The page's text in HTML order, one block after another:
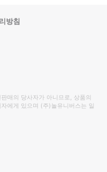
방침
매의 당사자가 아니므로, 상품의
에게 있으며 (주)놀유니버스는 일